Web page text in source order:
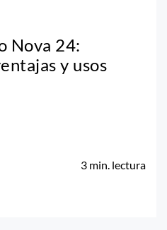
Nova 24:
y usos
3 min. lectura